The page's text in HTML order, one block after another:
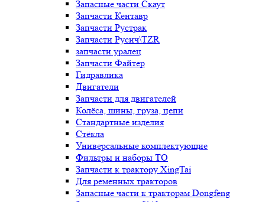
Запасные части Скаут
Запчасти Кентавр
Запчасти Рустрак
Запчасти Русич\TZR
запчасти уралец
Запчасти Файтер
Гидравлика
Двигатели
Запчасти для двигателей
Колёса, шины, груза, цепи
Стандартные изделия
Стёкла
Универсальные комплектующие
Фильтры и наборы ТО
Запчасти к трактору XingTai
Для ременных тракторов
Запасные части к тракторам Dongfeng